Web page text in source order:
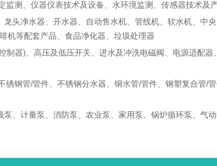
监测、仪器仪表技术及设备、水环境监测、传感器技术及
头净水器、开水器、自动售水机、管线机、软水机、中
机等配套产品、食品净化器、垃圾处理器
制器)、高压及低压开关、进水及冲洗电磁阀、电源适配
锈钢管/管件、不锈钢分水器、铜水管/管件、钢塑复合管/
、计量泵、消防泵、农业泵、家用泵、锅炉循环泵、气